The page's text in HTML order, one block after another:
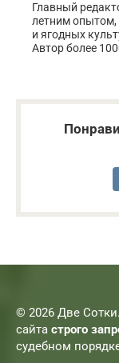
Главный
летним
и ягодных
Автор более
© 2026 Две
сайта строго
судебном